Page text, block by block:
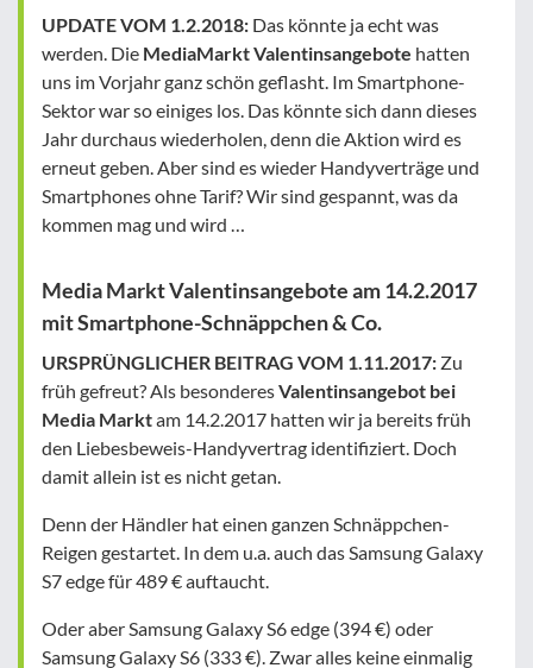
UPDATE VOM 1.2.2018: Das könnte ja echt was
werden. Die MediaMarkt Valentinsangebote hatten
uns im Vorjahr ganz schön geflasht. Im Smartphone-
Sektor war so einiges los. Das könnte sich dann dieses
Jahr durchaus wiederholen, denn die Aktion wird es
erneut geben. Aber sind es wieder Handyverträge und
Smartphones ohne Tarif? Wir sind gespannt, was da
kommen mag und wird …
Media Markt Valentinsangebote am 14.2.2017
mit Smartphone-Schnäppchen & Co.
URSPRÜNGLICHER BEITRAG VOM 1.11.2017: Zu
früh gefreut? Als besonderesValentinsangebot bei
Media Marktam 14.2.2017 hatten wir ja bereits früh
den Liebesbeweis-Handyvertrag identifiziert. Doch
damit allein ist es nicht getan.
Denn der Händler hat einen ganzen Schnäppchen-
Reigen gestartet. In dem u.a. auch das Samsung Galaxy
S7 edge für 489 € auftaucht.
Oder aber Samsung Galaxy S6 edge (394 €) oder
Samsung Galaxy S6 (333 €). Zwar alles keine einmalig